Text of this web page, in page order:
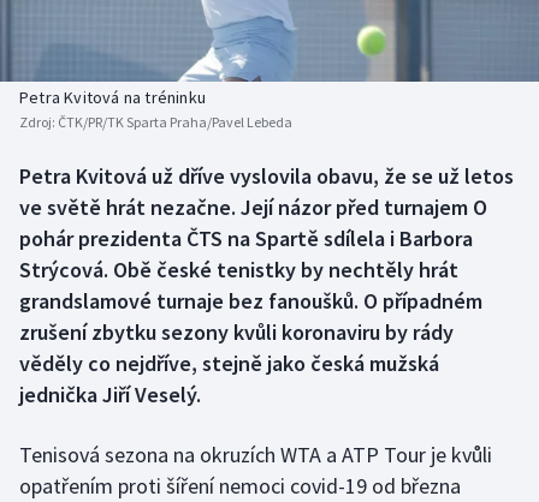
Biatlon
Boby a skeleton
Box
Curling
Dostihy
Florbal
Futsal
Golf
Aplikace ČT sport
AZ kvíz
Petra Kvitová na tréninku
Zdroj: ČTK/PR/TK Sparta Praha/Pavel Lebeda
Petra Kvitová už dříve vyslovila obavu, že se už letos
ve světě hrát nezačne. Její názor před turnajem O
pohár prezidenta ČTS na Spartě sdílela i Barbora
Strýcová. Obě české tenistky by nechtěly hrát
grandslamové turnaje bez fanoušků. O případném
zrušení zbytku sezony kvůli koronaviru by rády
věděly co nejdříve, stejně jako česká mužská
jednička Jiří Veselý.
Tenisová sezona na okruzích WTA a ATP Tour je kvůli
opatřením proti šíření nemoci covid-19 od března